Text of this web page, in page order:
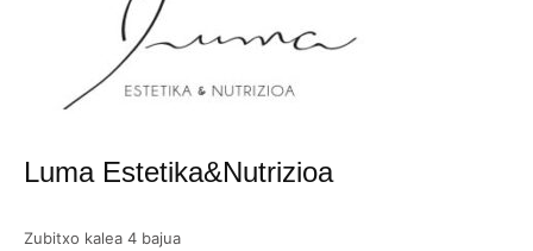
Luma Estetika&Nutrizioa
Zubitxo kalea 4 bajua